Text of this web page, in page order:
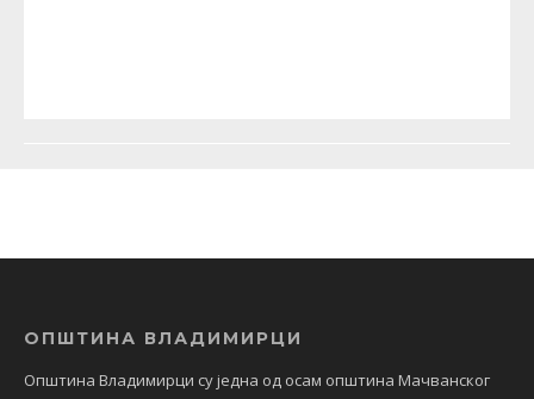
ОПШТИНА ВЛАДИМИРЦИ
Општина Владимирци су једна од осам општина Мачванског